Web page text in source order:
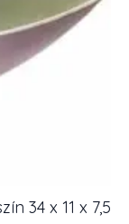
34 x 11 x 7,5